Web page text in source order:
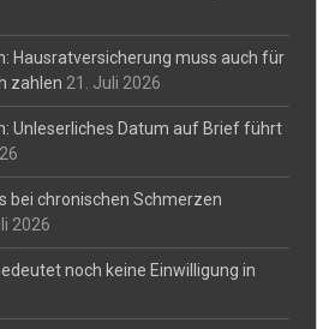
Hausratversicherung muss auch für
zahlen 21. Juli 2026
Unleserliches Datum auf Brief führt
bei chronischen Schmerzen
2026
noch keine Einwilligung in